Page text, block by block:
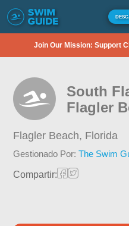
Join Our Mission: Support
South
Flagler
Flagler Beach, Florida
Gestionado Por:The Swim
Compartir: